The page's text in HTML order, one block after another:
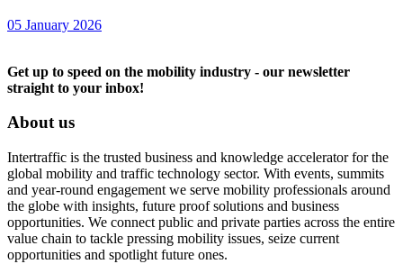
05 January 2026
Get up to speed on the mobility industry - our newsletter
straight to your inbox!
About us
Intertraffic is the trusted business and knowledge accelerator for the
global mobility and traffic technology sector. With events, summits
and year-round engagement we serve mobility professionals around
the globe with insights, future proof solutions and business
opportunities. We connect public and private parties across the entire
value chain to tackle pressing mobility issues, seize current
opportunities and spotlight future ones.